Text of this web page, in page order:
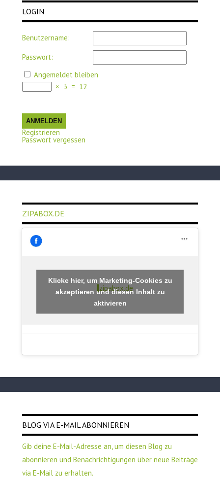
LOGIN
Benutzername:
Passwort:
Angemeldet bleiben
× 3 = 12
ANMELDEN
Registrieren
Passwort vergessen
ZIPABOX.DE
zipabox.de
Klicke hier, um Marketing-Cookies zu
akzeptieren und diesen Inhalt zu
aktivieren
BLOG VIA E-MAIL ABONNIEREN
Gib deine E-Mail-Adresse an, um diesen Blog zu
abonnieren und Benachrichtigungen über neue Beiträge
via E-Mail zu erhalten.